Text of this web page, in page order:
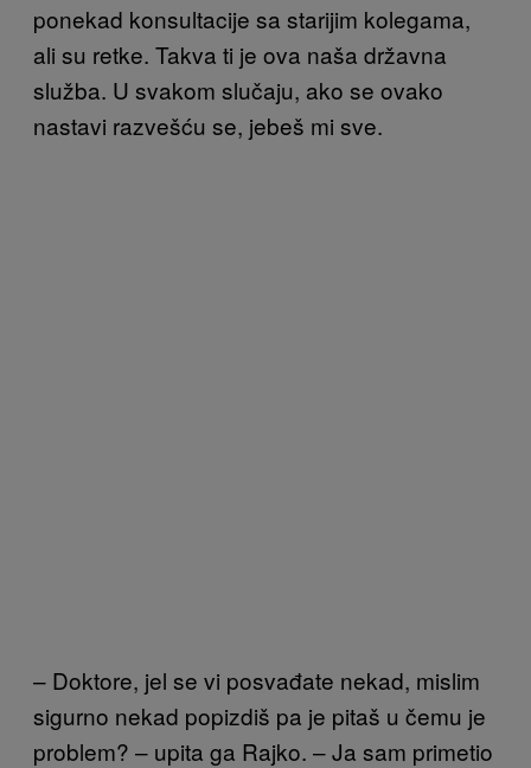
ponekad konsultacije sa starijim kolegama,
ali su retke. Takva ti je ova naša državna
služba. U svakom slučaju, ako se ovako
nastavi razvešću se, jebeš mi sve.
– Doktore, jel se vi posvađate nekad, mislim
sigurno nekad popizdiš pa je pitaš u čemu je
problem? – upita ga Rajko. – Ja sam primetio